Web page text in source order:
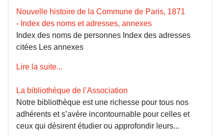
Nouvelle histoire de la Commune de Paris, 1871
- Index des noms et adresses, annexes
Index des noms de personnes Index des adresses
citées Les annexes
Lire la suite...
La bibliothèque de l’Association
Notre bibliothèque est une richesse pour tous nos
adhérents et s’avère incontournable pour celles et
ceux qui désirent étudier ou approfondir leurs...